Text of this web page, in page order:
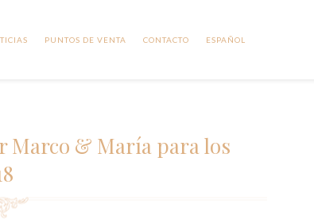
PUNTOS DE VENTA CONTACTO ESPAÑOL
Marco & María para los